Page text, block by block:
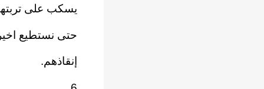
يسكب على
حتى نستطيع
إنقاذهم.